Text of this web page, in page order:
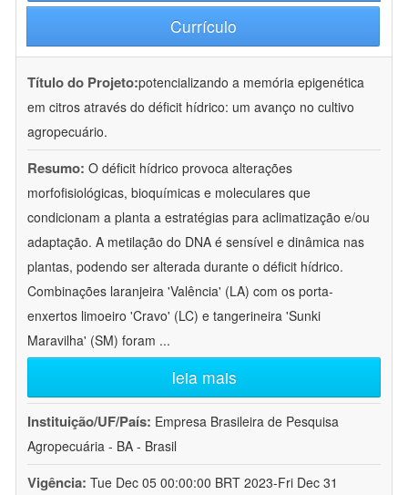
Currículo
Título do Projeto:potencializando a memória epigenética
em citros através do déficit hídrico: um avanço no cultivo
agropecuário.
Resumo: O déficit hídrico provoca alterações
morfofisiológicas, bioquímicas e moleculares que
condicionam a planta a estratégias para aclimatização e/ou
adaptação. A metilação do DNA é sensível e dinâmica nas
plantas, podendo ser alterada durante o déficit hídrico.
Combinações laranjeira 'Valência' (LA) com os porta-
enxertos limoeiro 'Cravo' (LC) e tangerineira 'Sunki
Maravilha' (SM) foram ...
leia mais
Instituição/UF/País: Empresa Brasileira de Pesquisa
Agropecuária - BA - Brasil
Vigência: Tue Dec 05 00:00:00 BRT 2023-Fri Dec 31